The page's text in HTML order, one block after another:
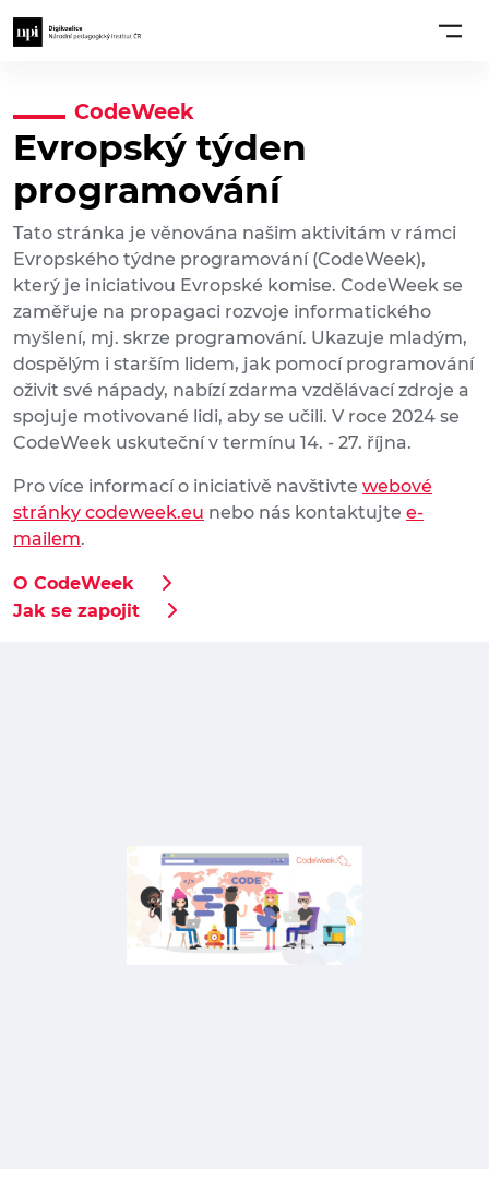
CodeWeek
Evropský týden
programování
Tato stránka je věnována našim aktivitám v rámci
Evropského týdne programování (CodeWeek),
který je iniciativou Evropské komise. CodeWeek se
zaměřuje na propagaci rozvoje informatického
myšlení, mj. skrze programování. Ukazuje mladým,
dospělým i starším lidem, jak pomocí programování
oživit své nápady, nabízí zdarma vzdělávací zdroje a
spojuje motivované lidi, aby se učili. V roce 2024 se
CodeWeek uskuteční v termínu 14. - 27. října.
Pro více informací o iniciativě navštivte webové
stránky codeweek.eu nebo nás kontaktujte e-
mailem.
O CodeWeek
Jak se zapojit